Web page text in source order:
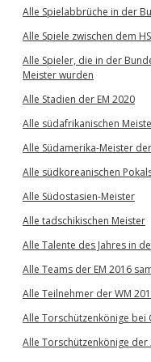
Alle Spielabbrüche in der
Alle Spiele zwischen dem
Alle Spieler, die in der
Meister wurden
Alle Stadien der EM 2020
Alle südafrikanischen
Alle Südamerika-Meister
Alle südkoreanischen
Alle Südostasien-Meister
Alle tadschikischen Meister
Alle Talente des Jahres in
Alle Teams der EM 2016
Alle Teilnehmer der WM
Alle Torschützenkönige bei
Alle Torschützenkönige der